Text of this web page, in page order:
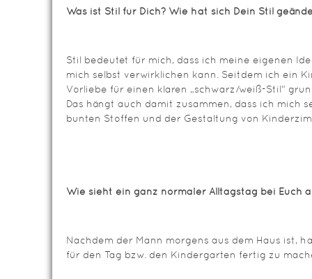
Was ist Stil für Dich? Wie hat sich Dein Stil
Stil bedeutet für mich, dass ich meine eigenen
mich selbst verwirklichen kann. Seitdem ich ein
Vorliebe für einen klaren „schwarz/weiß-Stil“
Das hängt auch damit zusammen, dass ich mich
bunten Stoffen und der Gestaltung von
Wie sieht ein ganz normaler Alltagstag bei Euch
Nachdem der Mann morgens aus dem Haus ist,
für den Tag bzw. den Kindergarten fertig zu